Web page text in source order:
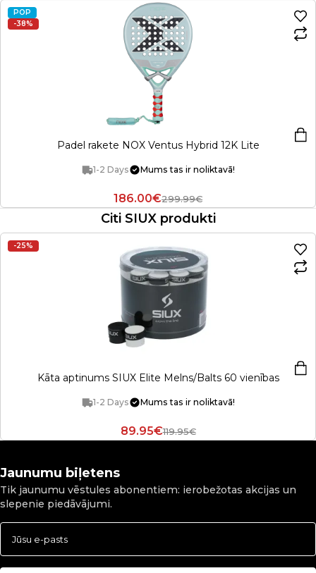
POP
-38%
Padel rakete NOX Ventus Hybrid 12K Lite
1-2 Days Mums tas ir noliktavā!
186.00€299.99€
Citi SIUX produkti
-25%
Kāta aptinums SIUX Elite Melns/Balts 60 vienības
1-2 Days Mums tas ir noliktavā!
89.95€119.95€
Jaunumu biļetens
Tik jaunumu vēstules abonentiem: ierobežotas akcijas un
slepenie piedāvājumi.